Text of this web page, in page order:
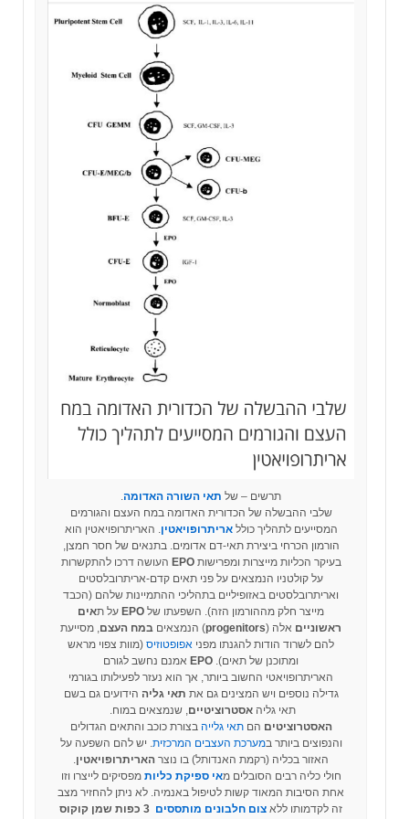
תרשים – של תאי השורה האדומה.
שלבי ההבשלה של הכדורית האדומה במח העצם והגורמים
המסייעים לתהליך כוללאריתרופויאטין . האריתרופויאטין הוא
הורמון הכרחי ביצירת תאי-דם אדומים. בתנאים של חסר חמצן,
בעיקר הכליות מייצרות ומפרישותEPO העושה דרכו להתקשרות
על קולטניו הנמצאים על פני תאים קדם-אריתרובלסטים
ואריתרובלסטים באזופיליים בתהליכי ההתמיינות שלהם (הכבד
מייצר חלק מההורמון הזה). השפעתו של EPOעל תאים
ראשוניים אלה (progenitors) הנמצאים במח העצם , מסייעת
להם לשרוד הודות להגנתו מפני אפופטוזיס(מוות צפוי מראש
ומתוכנן של תאים). EPOאמנם נחשב לגורם
האריתרופויאטי החשוב ביותר, אך הוא נעזר לפעילותו בגורמי
גדילה נוספים ויש המצינים גם את תאי גליה הידועים גם בשם
תאי גליהאסטרוציטיים , שנמצאים במוח.
האסטרוציטים הםתאי גלייה בצורת כוכב והתאים הגדולים
והנפוצים ביותר במערכת העצבים המרכזית . יש להם השפעה על
האזור בכליה (רקמת האנדותל) בו נוצר האריתרופויאטין
חולי כליה רבים הסובלים מאי ספיקת כליות מפסיקים לייצרו וזו
אחת הסיבות המאוד קשות לטיפול באנמיה. לא ניתן להחזיר מצב
זה לקדמותו ללא צום חלבונים מותססים
3 כפות שמן קוקוס